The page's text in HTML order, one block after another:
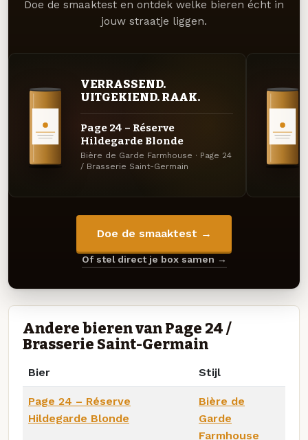
Doe de smaaktest en ontdek welke bieren écht in
jouw straatje liggen.
VERRASSEND.
UITGEKIEND. RAAK.
Page 24 – Réserve
Hildegarde Blonde
Bière de Garde Farmhouse · Page 24
/ Brasserie Saint-Germain
Doe de smaaktest →
Of stel direct je box samen →
Andere bieren van Page 24 /
Brasserie Saint-Germain
Bier Stijl
Page 24 – Réserve
Hildegarde Blonde
Bière de
Garde
Farmhouse